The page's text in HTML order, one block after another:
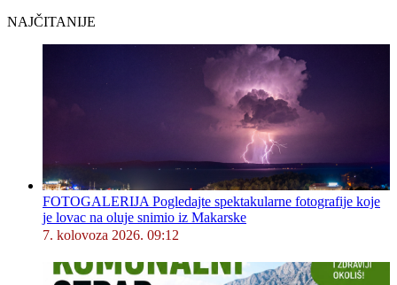
NAJČITANIJE
FOTOGALERIJA Pogledajte spektakularne fotografije koje
je lovac na oluje snimio iz Makarske
7. kolovoza 2026. 09:12